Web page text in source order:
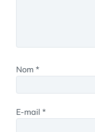
Nom *
E-mail *